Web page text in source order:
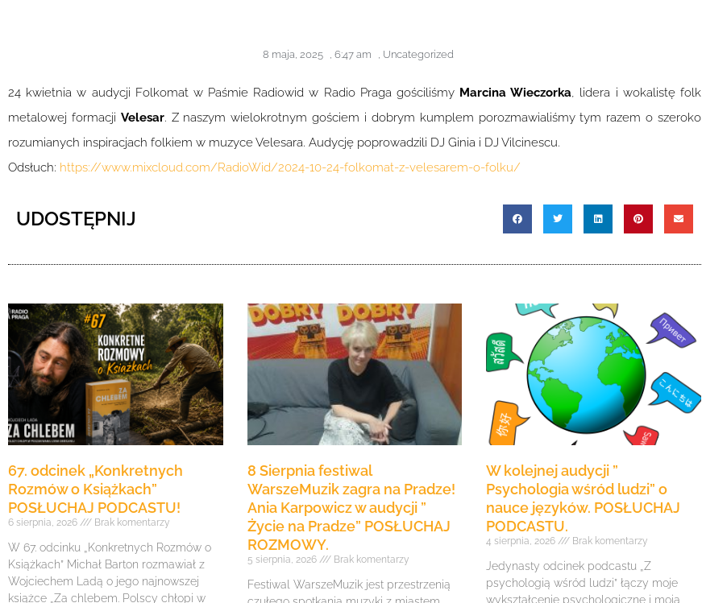
8 maja, 2025 , 6:47 am , Uncategorized
24 kwietnia w audycji Folkomat w Paśmie Radiowid w Radio Praga gościliśmy Marcina Wieczorka, lidera i wokalistę folk
metalowej formacji Velesar. Z naszym wielokrotnym gościem i dobrym kumplem porozmawialiśmy tym razem o szeroko
rozumianych inspiracjach folkiem w muzyce Velesara. Audycję poprowadzili DJ Ginia i DJ Vilcinescu.
Odsłuch: https://www.mixcloud.com/RadioWid/2024-10-24-folkomat-z-velesarem-o-folku/
UDOSTĘPNIJ
67. odcinek „Konkretnych
Rozmów o Książkach”
POSŁUCHAJ PODCASTU!
6 sierpnia, 2026 Brak komentarzy
W 67. odcinku „Konkretnych Rozmów o
Książkach” Michał Barton rozmawiał z
Wojciechem Ladą o jego najnowszej
książce „Za chlebem. Polscy chłopi w
8 Sierpnia festiwal
WarszeMuzik zagra na Pradze!
Ania Karpowicz w audycji ”
Życie na Pradze” POSŁUCHAJ
ROZMOWY.
5 sierpnia, 2026 Brak komentarzy
Festiwal WarszeMuzik jest przestrzenią
W kolejnej audycji ”
Psychologia wśród ludzi” o
nauce języków. POSŁUCHAJ
PODCASTU.
4 sierpnia, 2026 Brak komentarzy
Jedynasty odcinek podcastu „Z
psychologią wśród ludzi” łączy moje
wykształcenie psychologiczne i moją